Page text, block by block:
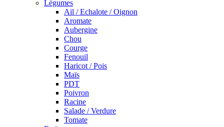
Légumes
Ail / Echalote / Oignon
Aromate
Aubergine
Chou
Courge
Fenouil
Haricot / Pois
Maïs
PDT
Poivron
Racine
Salade / Verdure
Tomate